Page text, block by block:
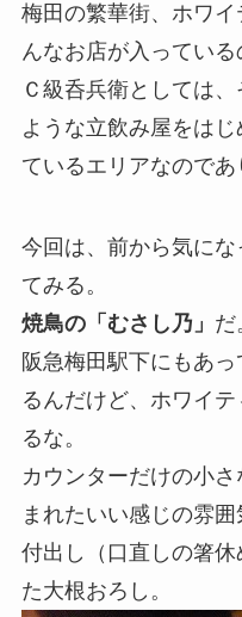
梅田の繁華街、ホワ
んなお店が入っている
Ｃ級呑兵衛としては
ような立飲み屋をは
ているエリアなのであ
今回は、前から気に
てみる。
焼鳥の「むさし乃」 だ
阪急梅田駅下にもあ
るんだけど、ホワイ
るな。
カウンターだけの小
まれたいい感じの雰囲
付出し（口直しの箸
た大根おろし。